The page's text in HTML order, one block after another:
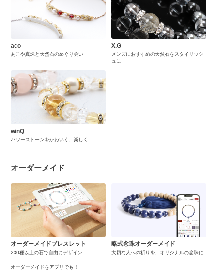
aco
あこや真珠と天然石のめぐり会い
X.G
メンズにおすすめの天然石をスタイリッシ
ュに
winQ
パワーストーンをかわいく、楽しく
オーダーメイド
オーダーメイドブレスレット
230種以上の石で自由にデザイン
オーダーメイドをアプリでも！
略式念珠オーダーメイド
大切な人への祈りを、オリジナルの念珠に